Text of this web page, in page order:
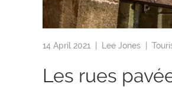
14 April 2021 | Lee Jones
Les rues